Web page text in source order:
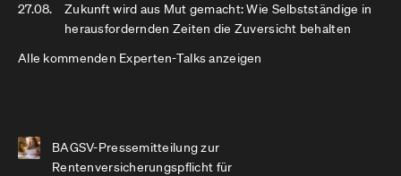
27.08.
Zukunft wird aus Mut gemacht: Wie Selbstständige in
herausfordernden Zeiten die Zuversicht behalten
Alle kommenden Experten-Talks anzeigen
BAGSV-Pressemitteilung zur
Rentenversicherungspflicht für